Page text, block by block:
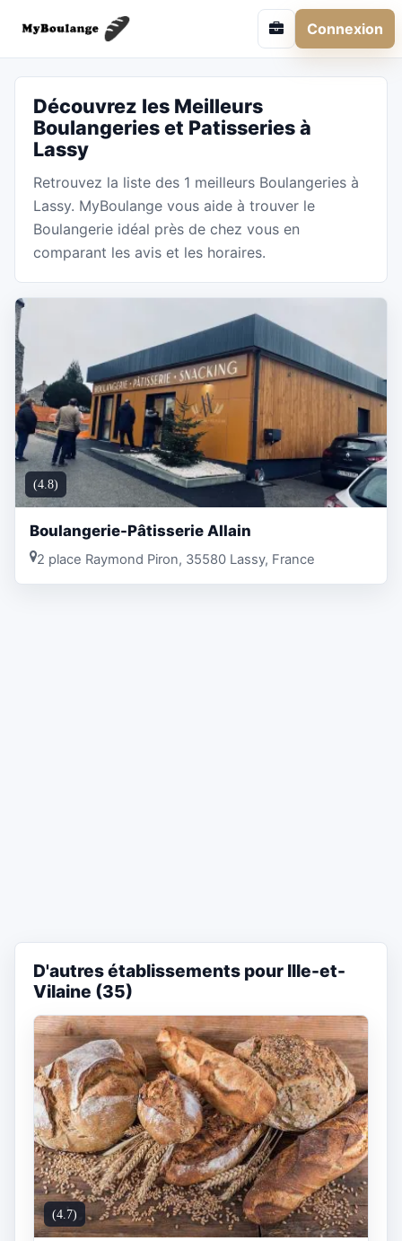
Connexion
Découvrez les Meilleurs
Boulangeries et Patisseries à
Lassy
Retrouvez la liste des 1 meilleurs Boulangeries à
Lassy. MyBoulange vous aide à trouver le
Boulangerie idéal près de chez vous en
comparant les avis et les horaires.
(4.8)
Boulangerie-Pâtisserie Allain
2 place Raymond Piron, 35580 Lassy, France
D'autres établissements pour Ille-et-
Vilaine (35)
(4.7)